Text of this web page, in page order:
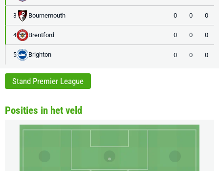
3 Bournemouth 0 0 0
4 Brentford 0 0 0
5 Brighton 0 0 0
Stand Premier League
Posities in het veld